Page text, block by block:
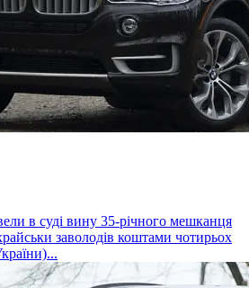
в суді вину 35-річного мешканця
заволодів коштами чотирьох